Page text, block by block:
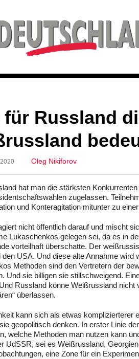
für Russland
Oleg Nikiforov
hat man die stärksten
zugelassen.
und Konteragitation mitunter zu
nicht öffentlich darauf und mischt
Lukaschenkos gelegen sei, da es in
vorteilhaft überschatte. Der
den USA. Und diese alte Annahme
Methoden sind den Vertretern der
Und sie billigen sie stillschweigend.
Russland könne Weißrussland nicht
überlassen.
kann sich als etwas
geopolitisch denken. In erster Linie
welche Methoden man nutzen kann
UdSSR, sei es Weißrussland,
eine Zone für ein